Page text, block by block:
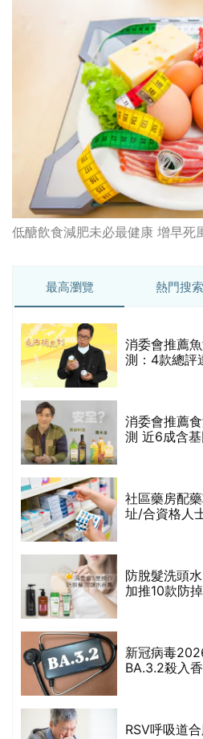
低醣飲食減肥未必最健康 增早死
最高瀏覽 熱門搜索
消委會推薦
測：4款總評
消委會推薦
測 近6成含
社區藥房配
址/合資格人
防脫髮洗頭
加推10款防
新冠病毒
BA.3.2殺入
RSV呼吸道